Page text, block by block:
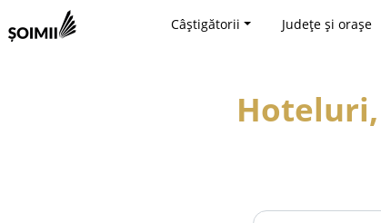
Câștigătorii Județe și orașe